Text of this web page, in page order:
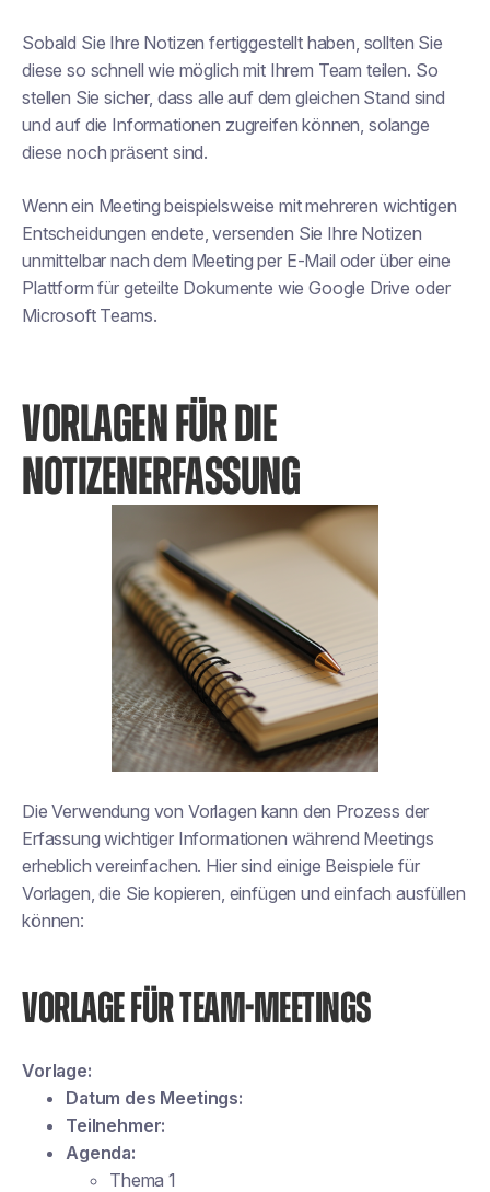
Sobald Sie Ihre Notizen fertiggestellt haben, sollten Sie
diese so schnell wie möglich mit Ihrem Team teilen. So
stellen Sie sicher, dass alle auf dem gleichen Stand sind
und auf die Informationen zugreifen können, solange
diese noch präsent sind.
Wenn ein Meeting beispielsweise mit mehreren wichtigen
Entscheidungen endete, versenden Sie Ihre Notizen
unmittelbar nach dem Meeting per E-Mail oder über eine
Plattform für geteilte Dokumente wie Google Drive oder
Microsoft Teams.
VORLAGEN FÜR DIE
NOTIZENERFASSUNG
Die Verwendung von Vorlagen kann den Prozess der
Erfassung wichtiger Informationen während Meetings
erheblich vereinfachen. Hier sind einige Beispiele für
Vorlagen, die Sie kopieren, einfügen und einfach ausfüllen
können:
VORLAGE FÜR TEAM-MEETINGS
Vorlage:
Datum des Meetings:
Teilnehmer:
Agenda:
Thema 1